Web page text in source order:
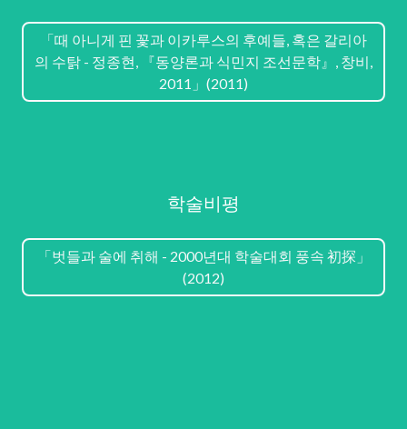
「때 아니게 핀 꽃과 이카루스의 후예들, 혹은 갈리아
의 수탉 - 정종현, 『동양론과 식민지 조선문학』, 창비,
2011」(2011)
학술비평
「벗들과 술에 취해 - 2000년대 학술대회 풍속 初探」
(2012)